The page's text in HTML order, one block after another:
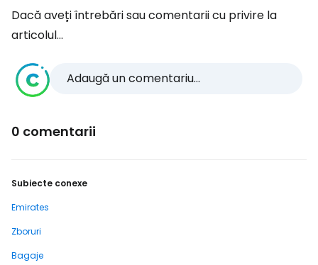
Dacă aveți întrebări sau comentarii cu privire la
articolul...
Adaugă un comentariu...
0 comentarii
Subiecte conexe
Emirates
Zboruri
Bagaje